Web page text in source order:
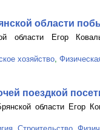
области
области Егор
хозяйство,
поездкой
области Егор